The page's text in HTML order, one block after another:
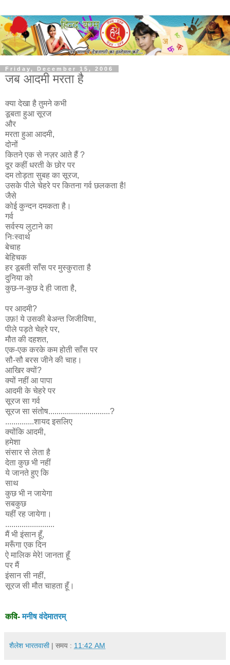
Friday, December 15, 2006
जब आदमी मरता है
क्या देखा है तुमने कभी
डूबता हुआ सूरज
और
मरता हुआ आदमी,
दोनों
कितने एक से नज़र आते हैं ?
दूर कहीं धरती के छोर पर
दम तोड़ता सुबह का सूरज,
उसके पीले चेहरे पर कितना गर्व छलकता है!
जैसे
कोई कुन्दन दमकता है।
गर्व
सर्वस्य लुटाने का
निःस्वार्थ
बेचाह
बेहिचक
हर डूबती साँस पर मुस्कुराता है
दुनिया को
कुछ-न-कुछ दे ही जाता है,
पर आदमी?
उफ़! ये उसकी बेअन्त जिजीविषा,
पीले पड़ते चेहरे पर,
मौत की दहशत,
एक-एक करके कम होती साँस पर
सौ-सौ बरस जीने की चाह।
आखिर क्यों?
क्यों नहीं आ पापा
आदमी के चेहरे पर
सूरज सा गर्व
सूरज सा संतोष..............................?
..............शायद इसलिए
क्योंकि आदमी,
हमेशा
संसार से लेता है
देता कुछ भी नहीं
ये जानते हुए कि
साथ
कुछ भी न जायेगा
सबकुछ
यहीं रह जायेगा।
........................
मैं भी इंसान हूँ,
मरूँगा एक दिन
ऐ मालिक मेरे! जानता हूँ
पर मैं
इंसान सी नहीं,
सूरज सी मौत चाहता हूँ।
कवि-मनीष वंदेमातरम्
शैलेश भारतवासी | समय : 11:42 AM